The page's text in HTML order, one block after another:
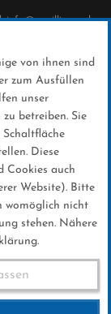
info@sc-willingen.de
von ihnen sind
zum Ausfüllen
unser
betreiben. Sie
Diese
Cookies auch
Website). Bitte
womöglich nicht
stehen. Nähere